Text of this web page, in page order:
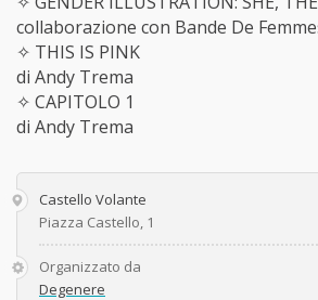
collaborazione con Bande De
✧ THIS IS PINK
di Andy Trema
✧ CAPITOLO 1
di Andy Trema
Castello Volante
Piazza Castello, 1
Organizzato da
Degenere